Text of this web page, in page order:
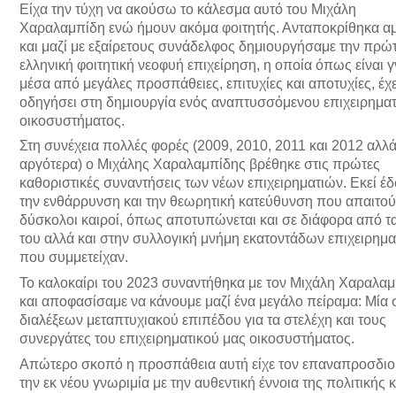
Είχα την τύχη να ακούσω το κάλεσμα αυτό του Μιχάλη
Χαραλαμπίδη ενώ ήμουν ακόμα φοιτητής. Ανταποκρίθηκα
και μαζί με εξαίρετους συνάδελφος δημιουργήσαμε την
ελληνική φοιτητική νεοφυή επιχείρηση, η οποία όπως είναι
μέσα από μεγάλες προσπάθειες, επιτυχίες και αποτυχίες,
οδηγήσει στη δημιουργία ενός αναπτυσσόμενου
οικοσυστήματος.
Στη συνέχεια πολλές φορές (2009, 2010, 2011 και 2012
αργότερα) ο Μιχάλης Χαραλαμπίδης βρέθηκε στις πρώτες
καθοριστικές συναντήσεις των νέων επιχειρηματιών. Εκεί
την ενθάρρυνση και την θεωρητική κατεύθυνση που
δύσκολοι καιροί, όπως αποτυπώνεται και σε διάφορα από
του αλλά και στην συλλογική μνήμη εκατοντάδων
που συμμετείχαν.
Το καλοκαίρι του 2023 συναντήθηκα με τον Μιχάλη
και αποφασίσαμε να κάνουμε μαζί ένα μεγάλο πείραμα: Μία
διαλέξεων μεταπτυχιακού επιπέδου για τα στελέχη και τους
συνεργάτες του επιχειρηματικού μας οικοσυστήματος.
Απώτερο σκοπό η προσπάθεια αυτή είχε τον
την εκ νέου γνωριμία με την αυθεντική έννοια της πολιτικής